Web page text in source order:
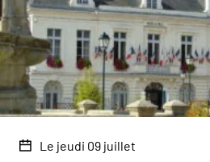
Le jeudi 09 juillet